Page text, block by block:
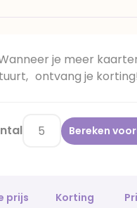
je meer
ontvang je korting!
Bereken
prijs Korting